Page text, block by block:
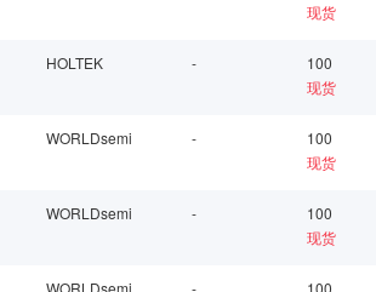
现货
HOLTEK -
100
现货
WORLDsemi -
100
现货
WORLDsemi -
100
现货
WORLDsemi -
100